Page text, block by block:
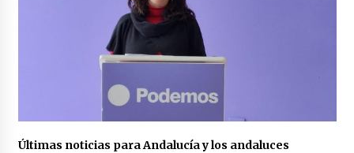
09/01/2026
Las charos se manifiestan en Ferraz para
apoyar a Pedro Sánchez
Irene Montero habla de su sexualidad con
masiva
Últimas noticias para Andalucía y los andaluces